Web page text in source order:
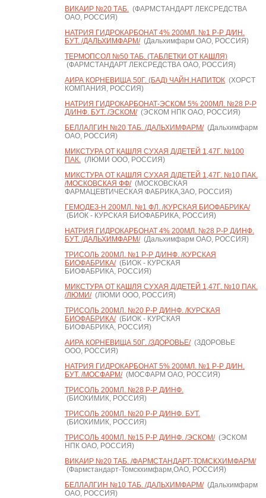
ВИКАИР №20 ТАБ.(ФАРМСТАНДАРТ ЛЕКСРЕДСТВА
ОАО, РОССИЯ)
НАТРИЯ ГИДРОКАРБОНАТ 4% 200МЛ. №1 Р-Р Д/ИН.
БУТ. /ДАЛЬХИМФАРМ/(Дальхимфарм ОАО, РОССИЯ)
ТЕРМОПСОЛ №50 ТАБ. (ТАБЛЕТКИ ОТ КАШЛЯ)
(ФАРМСТАНДАРТ ЛЕКСРЕДСТВА ОАО, РОССИЯ)
АИРА КОРНЕВИЩА 50Г. (БАД) ЧАЙН.НАПИТОК(ХОРСТ
КОМПАНИЯ, РОССИЯ)
НАТРИЯ ГИДРОКАРБОНАТ-ЭСКОМ 5% 200МЛ. №28 Р-Р
Д/ИНФ. БУТ. /ЭСКОМ/(ЭСКОМ НПК ОАО, РОССИЯ)
БЕЛЛАЛГИН №20 ТАБ. /ДАЛЬХИМФАРМ/(Дальхимфарм
ОАО, РОССИЯ)
МИКСТУРА ОТ КАШЛЯ СУХАЯ Д/ДЕТЕЙ 1,47Г. №100
ПАК.(ЛЮМИ ООО, РОССИЯ)
МИКСТУРА ОТ КАШЛЯ СУХАЯ Д/ДЕТЕЙ 1,47Г. №10 ПАК.
/МОСКОВСКАЯ ФФ/(МОСКОВСКАЯ
ФАРМАЦЕВТИЧЕСКАЯ ФАБРИКА,ЗАО, РОССИЯ)
ГЕМОДЕЗ-Н 200МЛ. №1 ФЛ. /КУРСКАЯ БИОФАБРИКА/
(БИОК - КУРСКАЯ БИОФАБРИКА, РОССИЯ)
НАТРИЯ ГИДРОКАРБОНАТ 4% 200МЛ. №28 Р-Р Д/ИНФ.
БУТ. /ДАЛЬХИМФАРМ/(Дальхимфарм ОАО, РОССИЯ)
ТРИСОЛЬ 200МЛ. №1 Р-Р Д/ИНФ. /КУРСКАЯ
БИОФАБРИКА/(БИОК - КУРСКАЯ
БИОФАБРИКА, РОССИЯ)
МИКСТУРА ОТ КАШЛЯ СУХАЯ Д/ДЕТЕЙ 1,47Г. №10 ПАК.
/ЛЮМИ/(ЛЮМИ ООО, РОССИЯ)
ТРИСОЛЬ 200МЛ. №20 Р-Р Д/ИНФ. /КУРСКАЯ
БИОФАБРИКА/(БИОК - КУРСКАЯ
БИОФАБРИКА, РОССИЯ)
АИРА КОРНЕВИЩА 50Г. /ЗДОРОВЬЕ/(ЗДОРОВЬЕ
ООО, РОССИЯ)
НАТРИЯ ГИДРОКАРБОНАТ 5% 200МЛ. №1 Р-Р Д/ИН.
БУТ. /МОСФАРМ/(МОСФАРМ ОАО, РОССИЯ)
ТРИСОЛЬ 200МЛ. №28 Р-Р Д/ИНФ.
(БИОХИМИК, РОССИЯ)
ТРИСОЛЬ 200МЛ. №20 Р-Р Д/ИНФ. БУТ.
(БИОХИМИК, РОССИЯ)
ТРИСОЛЬ 400МЛ. №15 Р-Р Д/ИНФ. /ЭСКОМ/(ЭСКОМ
НПК ОАО, РОССИЯ)
ВИКАИР №20 ТАБ. /ФАРМСТАНДАРТ-ТОМСКХИМФАРМ/
(Фармстандарт-Томскхимфарм,ОАО, РОССИЯ)
БЕЛЛАЛГИН №10 ТАБ. /ДАЛЬХИМФАРМ/(Дальхимфарм
ОАО, РОССИЯ)